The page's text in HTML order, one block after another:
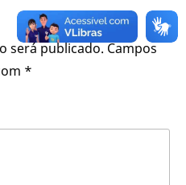
será publicado.Campos
*